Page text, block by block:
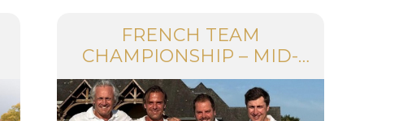
FRENCH TEAM
CHAMPIONSHIP – MID-
AMATEUR MEN